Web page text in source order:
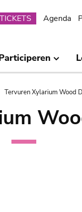
TICKETS Agenda
Tervuren Xylarium Wood